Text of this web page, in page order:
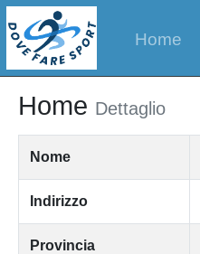
Home
Home Dettaglio
Nome
Indirizzo
Provincia